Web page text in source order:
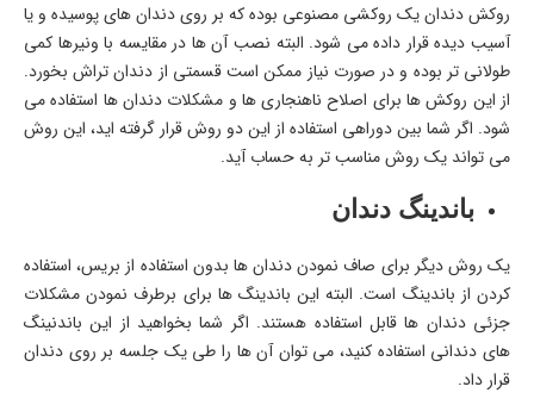
روکش دندان یک روکشی مصنوعی بوده که بر روی دندان های پوسیده و یا
آسیب دیده قرار داده می شود. البته نصب آن ها در مقایسه با ونیرها کمی
طولانی تر بوده و در صورت نیاز ممکن است قسمتی از دندان تراش بخورد.
از این روکش ها برای اصلاح ناهنجاری ها و مشکلات دندان ها استفاده می
شود. اگر شما بین دوراهی استفاده از این دو روش قرار گرفته اید، این روش
می تواند یک روش مناسب تر به حساب آید.
باندینگ دندان
یک روش دیگر برای صاف نمودن دندان ها بدون استفاده از بریس، استفاده
کردن از باندینگ است. البته این باندینگ ها برای برطرف نمودن مشکلات
جزئی دندان ها قابل استفاده هستند. اگر شما بخواهید از این باندنینگ
های دندانی استفاده کنید، می توان آن ها را طی یک جلسه بر روی دندان
قرار داد.